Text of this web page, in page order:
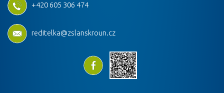
+420 605 306 474
reditelka@zslanskroun.cz